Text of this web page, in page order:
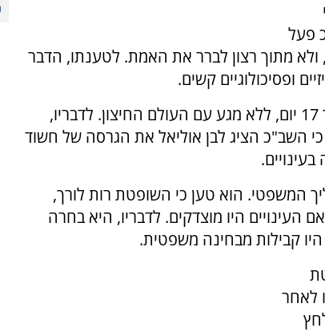
פעל
ולא מתוך רצון לברר את האמת. לטענתו, הדבר
ופסיכולוגיים קשים.
קירשנבוים אמר שבן אוליאל הוחזק בתנאי בידוד במשך 17 יום, ללא מגע עם העולם החיצון. לדבריו,
טען כי השב"כ הציג לבן אוליאל את הגרסה של חשוד
המשפטי. הוא טען כי השופטת רות לורך,
היו מוצדקים. לדבריו, היא בחרה
קבילות מבחינה משפטית.
לאחר